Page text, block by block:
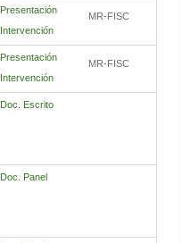
Presentación
Intervención
MR-FISC
Presentación
Intervención
MR-FISC
Doc. Escrito
Doc. Panel